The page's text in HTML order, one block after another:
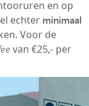
en op
echter minimaal
Voor de
van €25,- per